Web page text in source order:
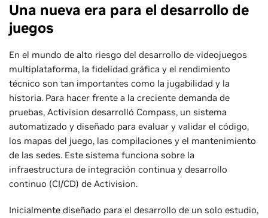
Una nueva era para el desarrollo de
juegos
En el mundo de alto riesgo del desarrollo de videojuegos
multiplataforma, la fidelidad gráfica y el rendimiento
técnico son tan importantes como la jugabilidad y la
historia. Para hacer frente a la creciente demanda de
pruebas, Activision desarrolló Compass, un sistema
automatizado y diseñado para evaluar y validar el código,
los mapas del juego, las compilaciones y el mantenimiento
de las sedes. Este sistema funciona sobre la
infraestructura de integración continua y desarrollo
continuo (CI/CD) de Activision.
Inicialmente diseñado para el desarrollo de un solo estudio,